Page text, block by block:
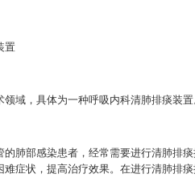
置
域，具体为一种呼吸内科清肺排痰装置
的肺部感染患者，经常需要进行清肺排
难症状，提高治疗效果。在进行清肺排